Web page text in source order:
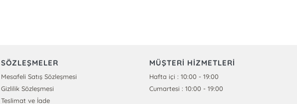
SÖZLEŞMELER
Mesafeli Satış Sözleşmesi
Gizlilik Sözleşmesi
Teslimat ve İade
MÜŞTERİ HİZMETLERİ
Hafta içi : 10:00 - 19:00
Cumartesi : 10:00 - 19:00